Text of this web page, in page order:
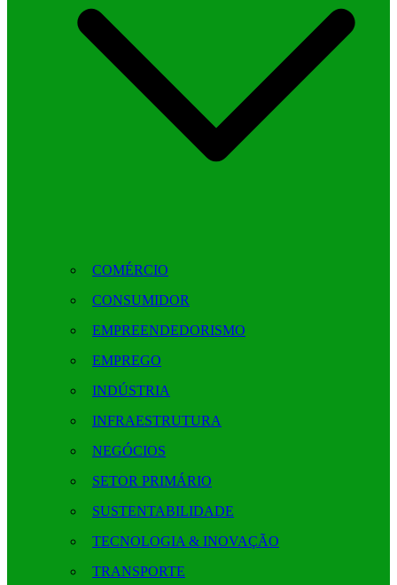
COMÉRCIO
CONSUMIDOR
EMPREENDEDORISMO
EMPREGO
INDÚSTRIA
INFRAESTRUTURA
NEGÓCIOS
SETOR PRIMÁRIO
SUSTENTABILIDADE
TECNOLOGIA & INOVAÇÃO
TRANSPORTE